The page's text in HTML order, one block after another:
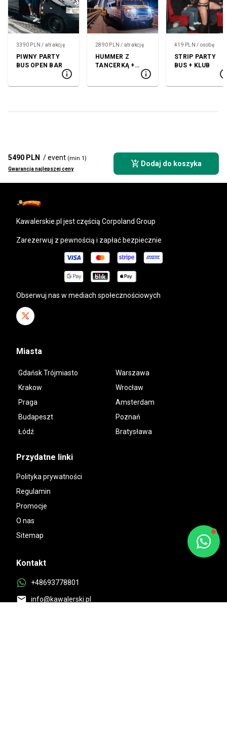
3390 PLN / atrakcję
PIWNY PARTY
BUS OPEN BAR
2890 PLN / atrakcję
HUMMER Z
TANCERKĄ +
419 PLN / osobę
STRIP PARTY
BUS + KLUB
5490 PLN / event (min 1)
Gwarancja najlepszej ceny
Dodaj do koszyka
kawalerskie.pl jest częścią Corpoland Group
Zarezerwuj z pewnością i zapłać bezpiecznie
Obserwuj nas w mediach społecznościowych
Miasta
Gdańsk Trójmiasto
Warszawa
Krakow
Wrocław
Praga
Amsterdam
Budapeszt
Poznań
Łódź
Bratysława
Przydatne linki
Polityka prywatności
Regulamin
Promocje
O nas
Sitemap
Kontakt
+48693778801
info@kawalerski.pl